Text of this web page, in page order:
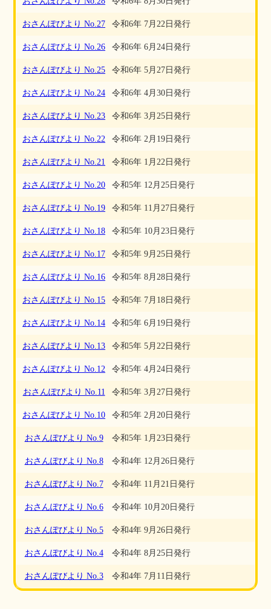
おさんぽびより No.27 令和6年 7月22日発行
おさんぽびより No.26 令和6年 6月24日発行
おさんぽびより No.25 令和6年 5月27日発行
おさんぽびより No.24 令和6年 4月30日発行
おさんぽびより No.23 令和6年 3月25日発行
おさんぽびより No.22 令和6年 2月19日発行
おさんぽびより No.21 令和6年 1月22日発行
おさんぽびより No.20 令和5年 12月25日発行
おさんぽびより No.19 令和5年 11月27日発行
おさんぽびより No.18 令和5年 10月23日発行
おさんぽびより No.17 令和5年 9月25日発行
おさんぽびより No.16 令和5年 8月28日発行
おさんぽびより No.15 令和5年 7月18日発行
おさんぽびより No.14 令和5年 6月19日発行
おさんぽびより No.13 令和5年 5月22日発行
おさんぽびより No.12 令和5年 4月24日発行
おさんぽびより No.11 令和5年 3月27日発行
おさんぽびより No.10 令和5年 2月20日発行
おさんぽびより No.9 令和5年 1月23日発行
おさんぽびより No.8 令和4年 12月26日発行
おさんぽびより No.7 令和4年 11月21日発行
おさんぽびより No.6 令和4年 10月20日発行
おさんぽびより No.5 令和4年 9月26日発行
おさんぽびより No.4 令和4年 8月25日発行
おさんぽびより No.3 令和4年 7月11日発行